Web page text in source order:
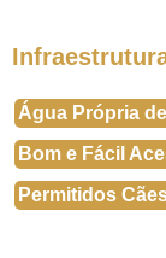
Água Própria
Bom e Fácil
Permitidos